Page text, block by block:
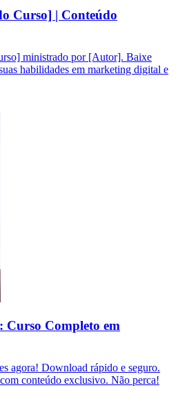
Curso] | Conteúdo
ministrado por [Autor]. Baixe
habilidades em marketing digital e
Curso Completo em
agora! Download rápido e seguro.
conteúdo exclusivo. Não perca!